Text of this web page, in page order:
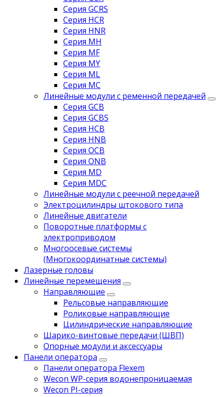
Серия GCRS
Серия HCR
Серия HNR
Серия MH
Серия MF
Серия MY
Серия ML
Серия MC
Линейные модули с ременной передачей
Серия GCB
Серия GCBS
Серия HCB
Серия HNB
Серия OCB
Серия ONB
Серия MD
Серия MDC
Линейные модули с реечной передачей
Электроцилиндры штокового типа
Линейные двигатели
Поворотные платформы с
электроприводом
Многоосевые системы
(Многокоординатные системы)
Лазерные головы
Линейные перемещения
Направляющие
Рельсовые направляющие
Роликовые направляющие
Цилиндрические направляющие
Шарико-винтовые передачи (ШВП)
Опорные модули и аксессуары
Панели оператора
Панели оператора Flexem
Wecon WP-серия водонепроницаемая
Wecon PI-серия